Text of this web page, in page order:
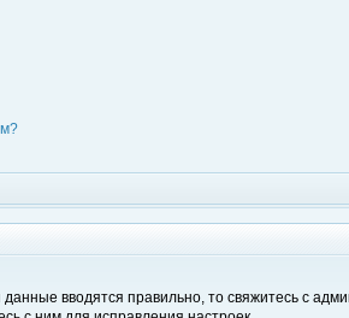
вводятся правильно, то свяжитесь с